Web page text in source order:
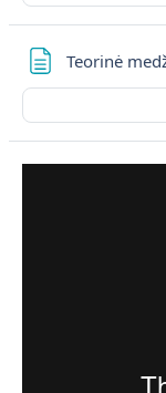
Teorinė